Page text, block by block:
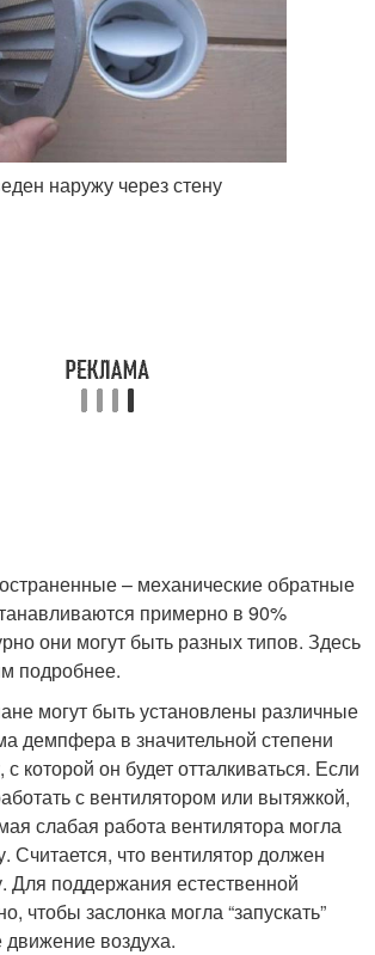
наружу через стену
– механические обратные
примерно в 90%
они могут быть разных типов. Здесь
подробнее.
могут быть установлены различные
демпфера в значительной степени
которой он будет отталкиваться. Если
с вентилятором или вытяжкой,
слабая работа вентилятора могла
Считается, что вентилятор должен
Для поддержания естественной
чтобы заслонка могла “запускать”
воздуха.